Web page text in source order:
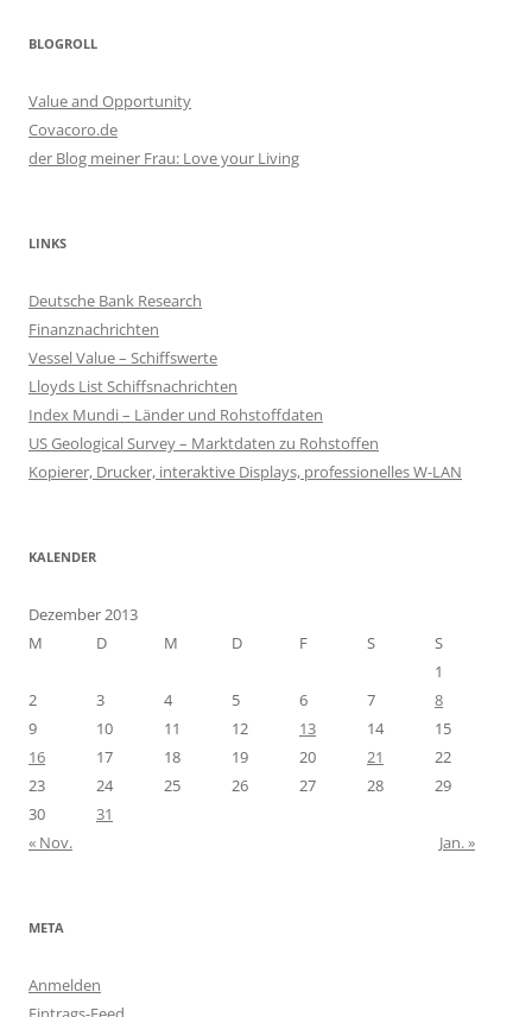
BLOGROLL
Value and Opportunity
Covacoro.de
der Blog meiner Frau: Love your Living
LINKS
Deutsche Bank Research
Finanznachrichten
Vessel Value – Schiffswerte
Lloyds List Schiffsnachrichten
Index Mundi – Länder und Rohstoffdaten
US Geological Survey – Marktdaten zu Rohstoffen
Kopierer, Drucker, interaktive Displays, professionelles W-LAN
KALENDER
Dezember 2013
M
D M D F S
S
1
2
3 4 5 6 7
8
9
10 11 12 13 14
15
16
17 18 19 20 21
22
23
24 25 26 27 28
29
30
31
« Nov.
Jan. »
META
Anmelden